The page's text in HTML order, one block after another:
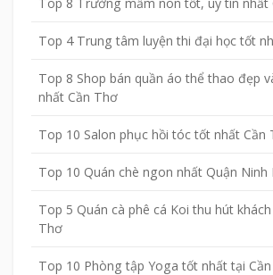
Top 4 Trung tâm luyện thi đại học tốt
Top 8 Shop bán quần áo thể thao đẹp
nhất Cần Thơ
Top 10 Salon phục hồi tóc tốt nhất Cần
Top 10 Quán chè ngon nhất Quận Ninh
Top 5 Quán cà phê cá Koi thu hút
Thơ
Top 10 Phòng tập Yoga tốt nhất tại